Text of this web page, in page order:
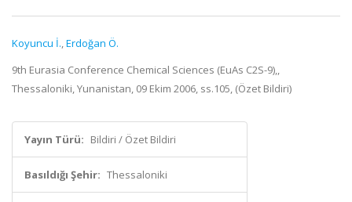
Koyuncu İ.,Erdoğan Ö.
9th Eurasia Conference Chemical Sciences (EuAs C2S-9),,
Thessaloniki, Yunanistan, 09 Ekim 2006, ss.105, (Özet Bildiri)
Yayın Türü: Bildiri / Özet Bildiri
Basıldığı Şehir: Thessaloniki